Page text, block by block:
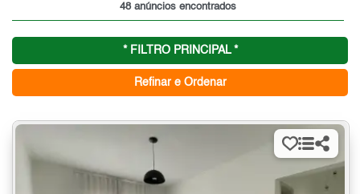
48 anúncios encontrados
* FILTRO PRINCIPAL *
Refinar e Ordenar